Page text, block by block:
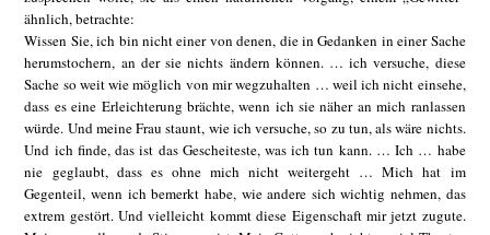
ähnlich, betrachte:
Wissen Sie, ich bin nicht einer von denen, die in Gedanken in einer Sache
herumstochern, an der sie nichts ändern können. … ich versuche, diese
Sache so weit wie möglich von mir wegzuhalten … weil ich nicht einsehe,
dass es eine Erleichterung brächte, wenn ich sie näher an mich ranlassen
würde. Und meine Frau staunt, wie ich versuche, so zu tun, als wäre nichts.
Und ich finde, das ist das Gescheiteste, was ich tun kann. … Ich … habe
nie geglaubt, dass es ohne mich nicht weitergeht … Mich hat im
Gegenteil, wenn ich bemerkt habe, wie andere sich wichtig nehmen, das
extrem gestört. Und vielleicht kommt diese Eigenschaft mir jetzt zugute.